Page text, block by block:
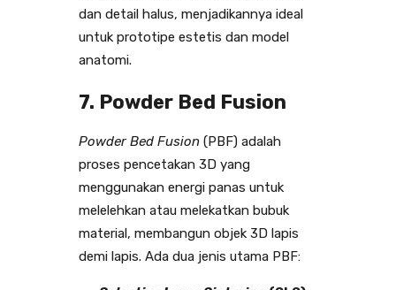
dan detail halus, menjadikannya ideal
untuk prototipe estetis dan model
anatomi.
7. Powder Bed Fusion
Powder Bed Fusion (PBF) adalah
proses pencetakan 3D yang
menggunakan energi panas untuk
melelehkan atau melekatkan bubuk
material, membangun objek 3D lapis
demi lapis. Ada dua jenis utama PBF: